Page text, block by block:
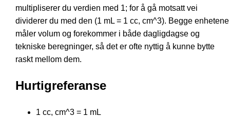
multipliserer du verdien med 1; for å gå motsatt vei
dividerer du med den (1 mL = 1 cc, cm^3). Begge enhetene
måler volum og forekommer i både dagligdagse og
tekniske beregninger, så det er ofte nyttig å kunne bytte
raskt mellom dem.
Hurtigreferanse
1 cc, cm^3 = 1 mL